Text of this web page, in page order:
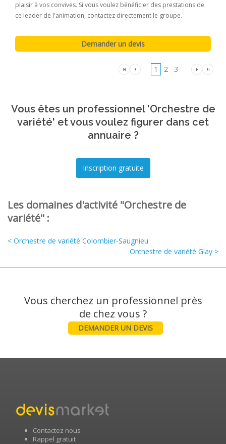
plaisir à vos convives. Si vous voulez bénéficier des prestations de
ce leader de l'animation, contactez directement le groupe.
1 2 3
Vous êtes un professionnel 'Orchestre de
variété' et vous voulez figurer dans cet
annuaire ?
Les domaines d'activité "Orchestre de
variété" :
< Orchestre de variété Colombier-Saugnieu
Orchestre de variété Glay >
Vous cherchez un professionnel près
DEMANDER UN DEVIS
Contactez nous
Rappel gratuit